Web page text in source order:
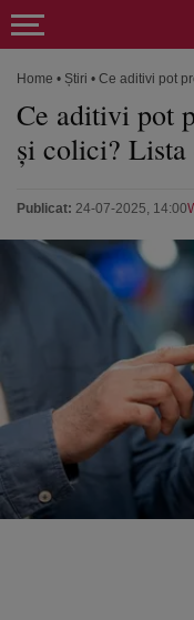
Home • Știri • Ce aditivi pot
Ce aditivi pot
și colici? Lista
Publicat: 24-07-2025, 14:00